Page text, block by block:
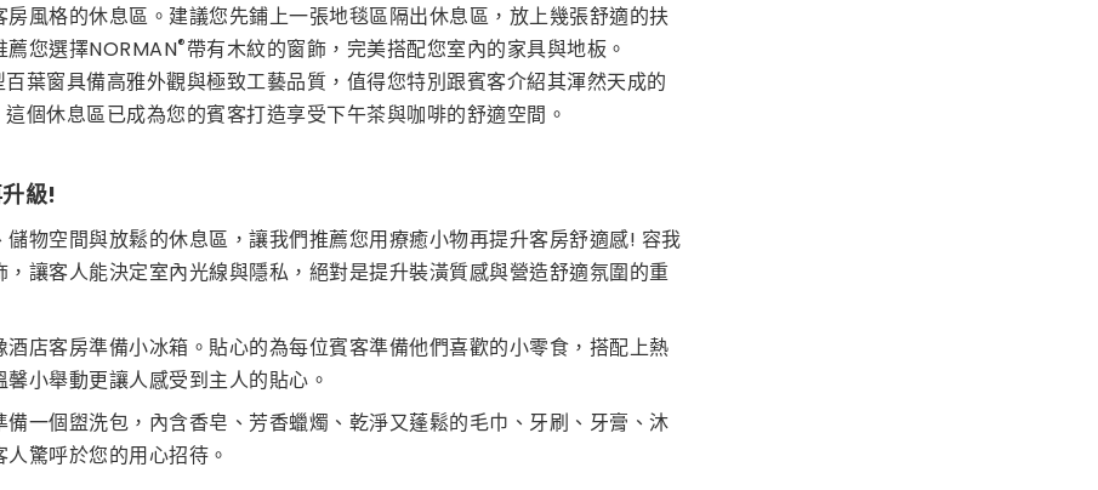
風格的休息區。建議您先鋪上一張地毯區隔出休息區，放上幾張舒適的扶
您選擇NORMAN®帶有木紋的窗飾，完美搭配您室內的家具與地板。
葉窗具備高雅外觀與極致工藝品質，值得您特別跟賓客介紹其渾然天成的
個休息區已成為您的賓客打造享受下午茶與咖啡的舒適空間。
級!
物空間與放鬆的休息區，讓我們推薦您用療癒小物再提升客房舒適感! 容我
讓客人能決定室內光線與隱私，絕對是提升裝潢質感與營造舒適氛圍的重
店客房準備小冰箱。貼心的為每位賓客準備他們喜歡的小零食，搭配上熱
小舉動更讓人感受到主人的貼心。
一個盥洗包，內含香皂、芳香蠟燭、乾淨又蓬鬆的毛巾、牙刷、牙膏、沐
驚呼於您的用心招待。